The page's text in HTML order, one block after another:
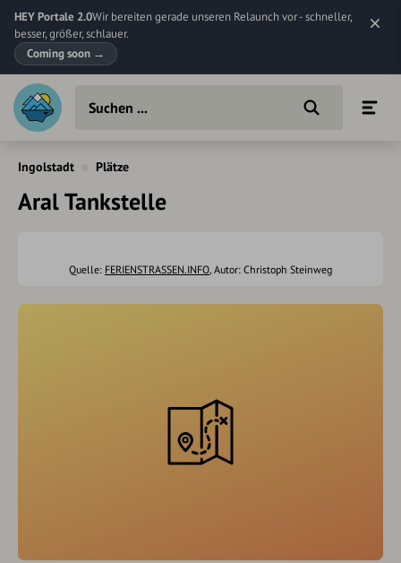
HEY Portale 2.0Wir bereiten gerade unseren Relaunch vor - schneller,
besser, größer, schlauer.
Coming soon →
Ingolstadt Plätze
Aral Tankstelle
Quelle: FERIENSTRASSEN.INFO, Autor: Christoph Steinweg